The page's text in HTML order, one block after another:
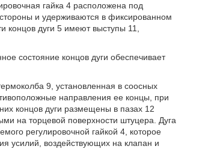
гайка 4 расположена под
и удерживаются в фиксированном
дуги 5 имеют выступы 11,
состояние концов дуги обеспечивает
9, установленная в соосных
направления ее концы, при
концов дуги размещены в пазах 12
на торцевой поверхности штуцера. Дуга
регулировочной гайкой 4, которое
усилий, воздействующих на клапан и